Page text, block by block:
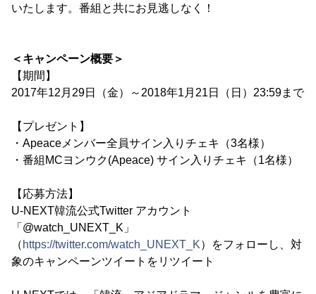
いたします。番組と共にお見逃しなく！
＜キャンペーン概要＞
【期間】
2017年12月29日（金）～2018年1月21日（日）23:59まで
【プレゼント】
・Apeaceメンバー全員サイン入りチェキ（3名様）
・番組MCヨンウク(Apeace) サイン入りチェキ（1名様）
【応募方法】
U-NEXT韓流公式Twitter アカウント
「@watch_UNEXT_K」
（ https://twitter.com/watch_UNEXT_K）をフォローし、対
象のキャンペーンツイートをリツイート